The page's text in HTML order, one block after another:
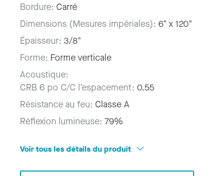
Bordure: Carré
Dimensions (Mesures impériales): 6" x 120"
Épaisseur: 3/8"
Forme: Forme verticale
Acoustique:
CRB 6 po C/C l’espacement: 0.55
Résistance au feu: Classe A
Réflexion lumineuse: 79%
Voir tous les détails du produit